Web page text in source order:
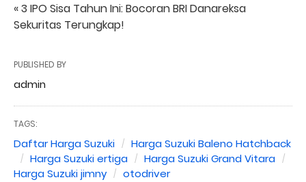
« 3 IPO Sisa Tahun Ini: Bocoran BRI Danareksa
Sekuritas Terungkap!
PUBLISHED BY
admin
TAGS:
Daftar Harga Suzuki
Harga Suzuki Baleno Hatchback
Harga Suzuki ertiga
Harga Suzuki Grand Vitara
Harga Suzuki jimny
otodriver